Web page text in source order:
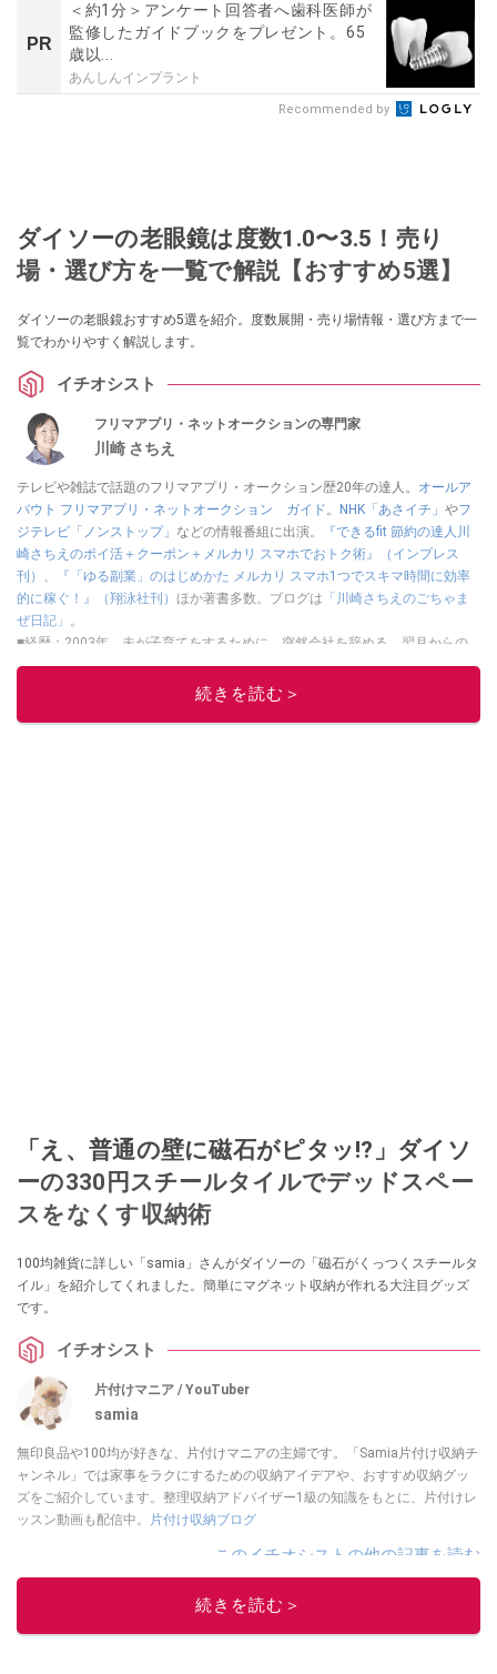
PR
＜約1分＞アンケート回答者へ歯科医師が
監修したガイドブックをプレゼント。65
歳以...
あんしんインプラント
Recommended by
ダイソーの老眼鏡は度数1.0〜3.5！売り
場・選び方を一覧で解説【おすすめ5選】
ダイソーの老眼鏡おすすめ5選を紹介。度数展開・売り場情報・選び方まで一
覧でわかりやすく解説します。
イチオシスト
フリマアプリ・ネットオークションの専門家
川崎 さちえ
テレビや雑誌で話題のフリマアプリ・オークション歴20年の達人。 オールア
バウト フリマアプリ・ネットオークション ガイド。 NHK「あさイチ」 やフ
ジテレビ「ノンストップ」 などの情報番組に出演。
『できるfit 節約の達人川
崎さちえのポイ活＋クーポン＋メルカリ スマホでおトク術』（インプレス
刊） 、
『「ゆる副業」のはじめかた メルカリ スマホ1つでスキマ時間に効率
的に稼ぐ！』（翔泳社刊） ほか著書多数。ブログは 「川崎さちえのごちゃま
ぜ日記」 。
■経歴：2003年、夫が子育てをするために、突然会社を辞める。翌月からの
給料が０円になり、家にいながら、しかも空いた時間でできるオークション
に目をつける。しかし、取引の仕方がわからずに、まずは落札者として参
続きを読む＞
「え、普通の壁に磁石がピタッ!?」ダイソ
ーの330円スチールタイルでデッドスペー
スをなくす収納術
100均雑貨に詳しい「samia」さんがダイソーの「磁石がくっつくスチールタ
イル」を紹介してくれました。簡単にマグネット収納が作れる大注目グッズ
です。
イチオシスト
片付けマニア / YouTuber
samia
無印良品や100均が好きな、片付けマニアの主婦です。「Samia片付け収納チ
ャンネル」では家事をラクにするための収納アイデアや、おすすめ収納グッ
ズをご紹介しています。整理収納アドバイザー1級の知識をもとに、片付けレ
ッスン動画も配信中。
片付け収納ブログ
このイチオシストの他の記事を読む
続きを読む＞